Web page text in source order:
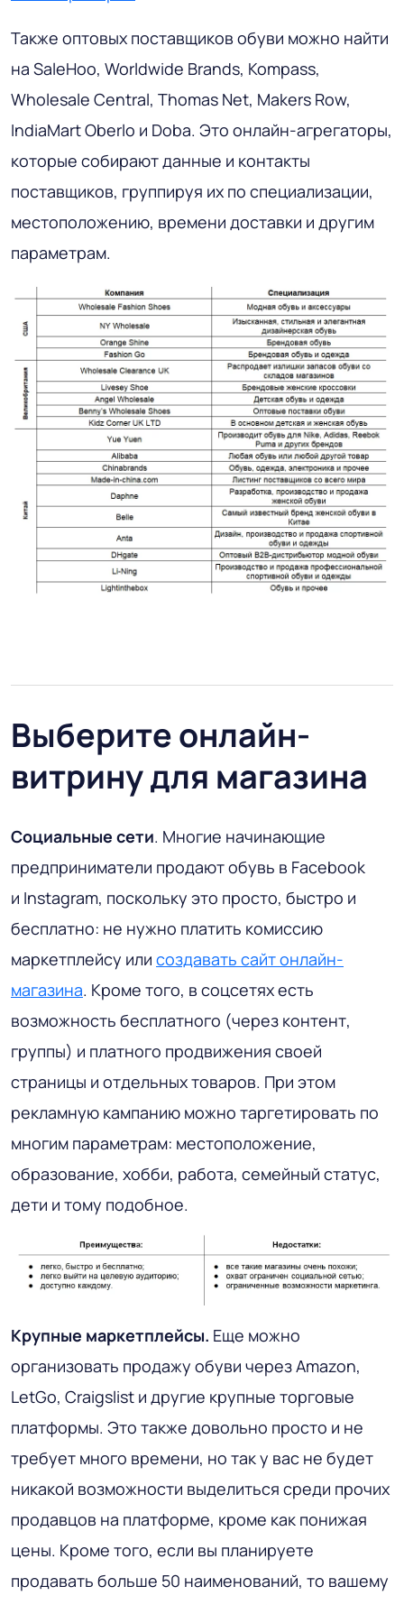
Также оптовых поставщиков обуви можно найти
на SaleHoo, Worldwide Brands, Kompass,
Wholesale Central, Thomas Net, Makers Row,
IndiaMart Oberlo и Doba. Это онлайн-агрегаторы,
которые собирают данные и контакты
поставщиков, группируя их по специализации,
местоположению, времени доставки и другим
параметрам.
Выберите онлайн-
витрину для магазина
Социальные сети. Многие начинающие
предприниматели продают обувь в Facebook
и Instagram, поскольку это просто, быстро и
бесплатно: не нужно платить комиссию
маркетплейсу или создавать сайт онлайн-
магазина. Кроме того, в соцсетях есть
возможность бесплатного (через контент,
группы) и платного продвижения своей
страницы и отдельных товаров. При этом
рекламную кампанию можно таргетировать по
многим параметрам: местоположение,
образование, хобби, работа, семейный статус,
дети и тому подобное.
Крупные маркетплейсы. Еще можно
организовать продажу обуви через Amazon,
LetGo, Craigslist и другие крупные торговые
платформы. Это также довольно просто и не
требует много времени, но так у вас не будет
никакой возможности выделиться среди прочих
продавцов на платформе, кроме как понижая
цены. Кроме того, если вы планируете
продавать больше 50 наименований, то вашему